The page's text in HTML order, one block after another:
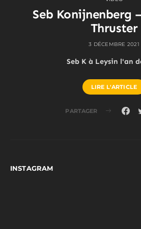
Seb Konijnenberg
Thruster
3 DÉCEMBRE 2021
Seb K à Leysin l'an
LIRE L'ARTICLE
PARTAGER
INSTAGRAM